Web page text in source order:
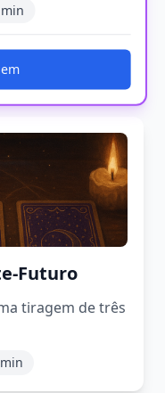
Futuro
tiragem de três